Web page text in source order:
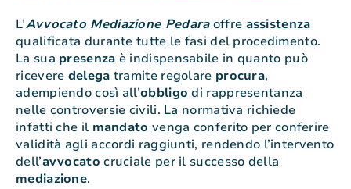
L’Avvocato Mediazione Pedaraoffre assistenza
qualificata durante tutte le fasi del procedimento.
La sua presenza è indispensabile in quanto può
ricevere delega tramite regolare procura,
adempiendo così all’obbligo di rappresentanza
nelle controversie civili. La normativa richiede
infatti che il mandato venga conferito per conferire
validità agli accordi raggiunti, rendendo l’intervento
dell’avvocato cruciale per il successo della
mediazione.